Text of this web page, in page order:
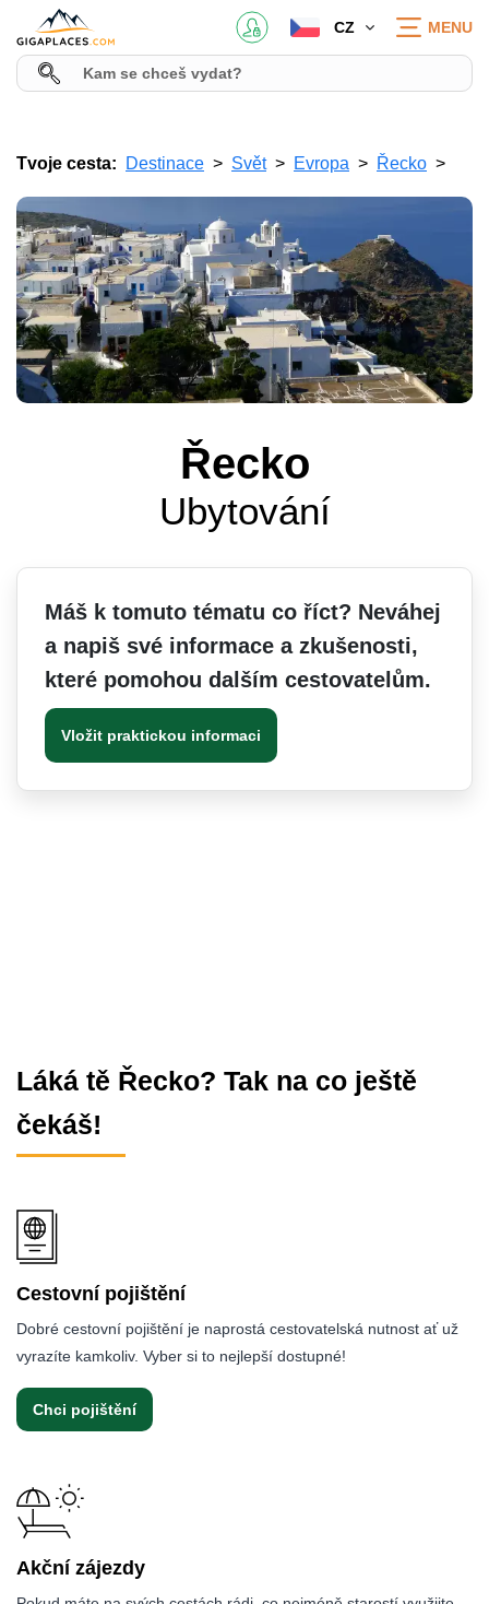
CZ MENU
Tvoje cesta: Destinace Svět Evropa Řecko
Řecko
Ubytování
Máš k tomuto tématu co říct? Neváhej
a napiš své informace a zkušenosti,
které pomohou dalším cestovatelům.
Vložit praktickou informaci
Láká tě Řecko? Tak na co ještě
čekáš!
Cestovní pojištění
Dobré cestovní pojištění je naprostá cestovatelská nutnost ať už
vyrazíte kamkoliv. Vyber si to nejlepší dostupné!
Chci pojištění
Akční zájezdy